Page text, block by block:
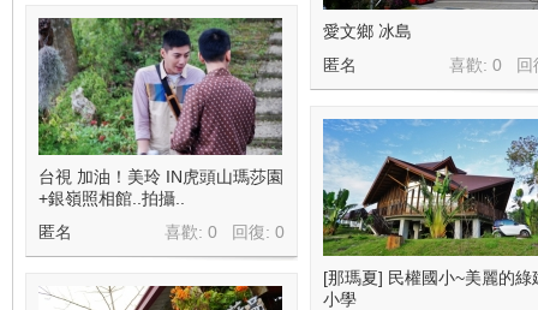
愛文鄉 冰島
喜歡: 0 回
匿名
台視 加油！美玲 IN虎頭山瑪莎園
+銀嶺照相館..拍攝..
喜歡: 0 回復: 0
匿名
[那瑪夏] 民權國小~美麗的綠
小學